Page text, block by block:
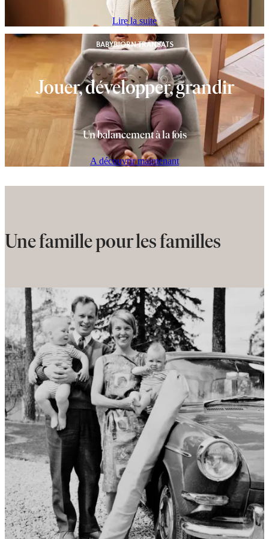
Lire la suite
BABYBJÖRN TRANSATS
Jouer, développer, grandir
Un balancement à la fois
A découvrir maintenant
Une famille pour les familles